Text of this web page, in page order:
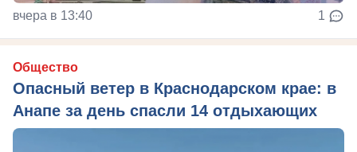
вчера в 13:40 1
Общество
Опасный ветер в Краснодарском крае: в
Анапе за день спасли 14 отдыхающих